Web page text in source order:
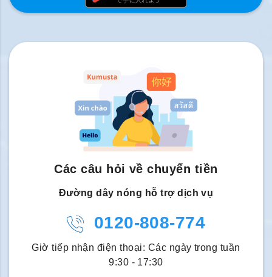
Các câu hỏi về chuyển tiền
Đường dây nóng hỗ trợ dịch vụ
0120-808-774
Giờ tiếp nhận điện thoại: Các ngày trong tuần
9:30 - 17:30